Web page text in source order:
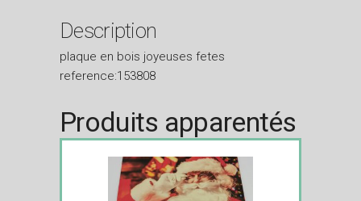
Description
plaque en bois joyeuses fetes
reference:153808
Produits apparentés